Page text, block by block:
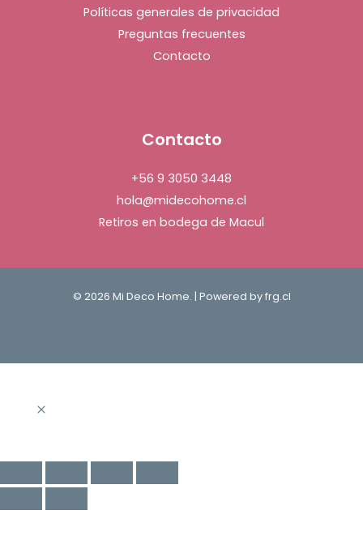
Políticas generales de privacidad
Preguntas frecuentes
Contacto
Contacto
+56 9 3050 3448
hola@midecohome.cl
Retiros en bodega de Macul
© 2026 Mi Deco Home. | Powered byfrg.cl